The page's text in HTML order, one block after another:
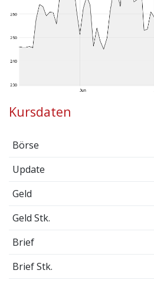
Kursdaten
Börse
Update
Geld
Geld Stk.
Brief
Brief Stk.